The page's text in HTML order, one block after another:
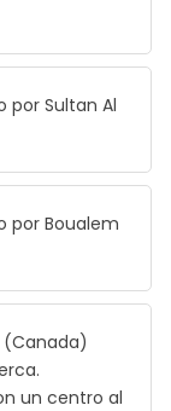
por Sultan Al
por Boualem
(Canada)
un centro al